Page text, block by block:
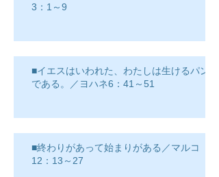
3：1～9
■イエスはいわれた、わたしは生けるパン
である。／ヨハネ6：41～51
■終わりがあって始まりがある／マルコ
12：13～27